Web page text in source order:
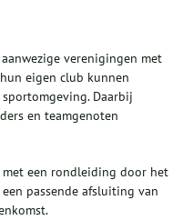
verenigingen met
eigen club kunnen
Daarbij
en teamgenoten
een rondleiding door het
passende afsluiting van